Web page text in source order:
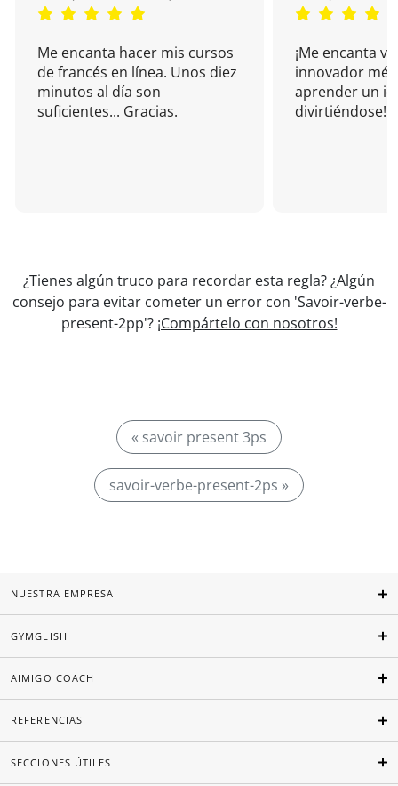
Me encanta hacer mis cursos
de francés en línea. Unos diez
minutos al día son
suficientes... Gracias.
¡Me encanta
innovador
aprender un
divirtiéndose!
¿Tienes algún truco para recordar esta regla? ¿Algún
consejo para evitar cometer un error con 'Savoir-verbe-
present-2pp'? ¡Compártelo con nosotros!
« savoir present 3ps
savoir-verbe-present-2ps »
NUESTRA EMPRESA
GYMGLISH
AIMIGO COACH
REFERENCIAS
SECCIONES ÚTILES